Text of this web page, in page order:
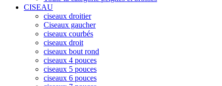
CISEAU
ciseaux droitier
Ciseaux gaucher
ciseaux courbés
ciseaux droit
ciseaux bout rond
ciseaux 4 pouces
ciseaux 5 pouces
ciseaux 6 pouces